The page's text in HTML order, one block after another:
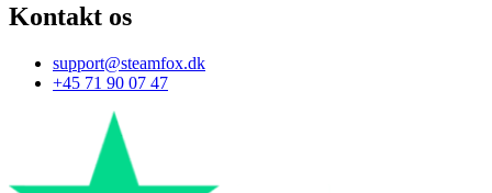
Kontakt os
support@steamfox.dk
+45 71 90 07 47